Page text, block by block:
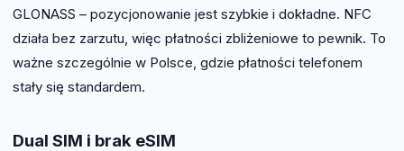
GLONASS – pozycjonowanie jest szybkie i dokładne. NFC
działa bez zarzutu, więc płatności zbliżeniowe to pewnik. To
ważne szczególnie w Polsce, gdzie płatności telefonem
stały się standardem.
Dual SIM i brak eSIM